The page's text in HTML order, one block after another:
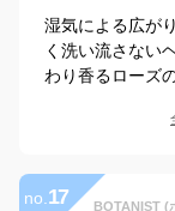
湿気による広が
く洗い流さない
わり香るローズ
no. 17